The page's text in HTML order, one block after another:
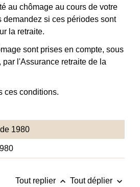
au chômage au cours de votre
demandez si ces périodes sont
la retraite.
sont prises en compte, sous
l'Assurance retraite de la
ces conditions.
1980
Tout replier keyboard_arrow_up Tout déplier keyboard_arrow_down